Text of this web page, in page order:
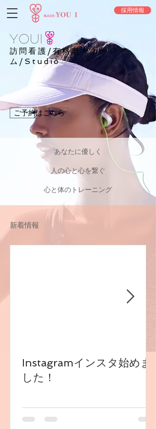
採用情報
YOU1
訪問看護/有料老人ホー
ム/Studio
ご予約はこちら
あなたに優しく
人の心と心を繋ぐ
心と体のトレーニング
新着情報
Instagramインスタ始めま
した！